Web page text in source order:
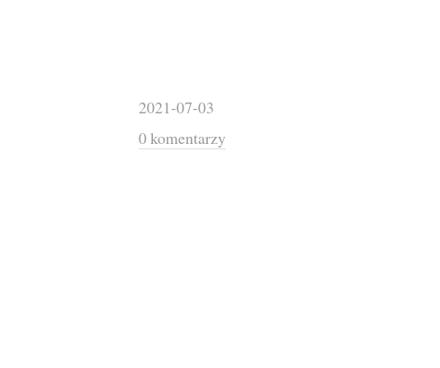
2021-07-03
0 komentarzy